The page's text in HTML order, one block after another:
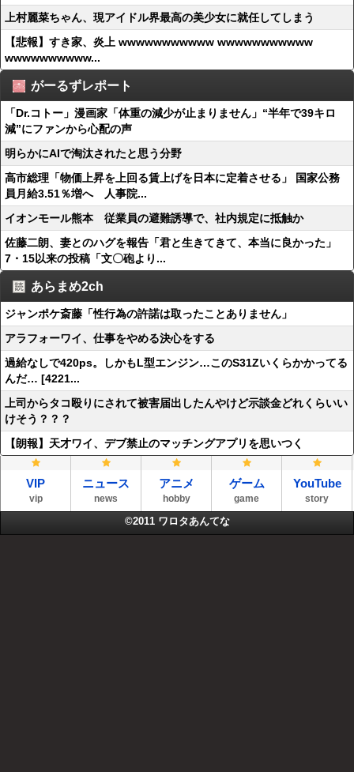
上村麗菜ちゃん、現アイドル界最高の美少女に就任してしまう
【悲報】すき家、炎上 wwwwwwwwwww wwwwwwwwwww
wwwwwwwwww...
がーるずレポート
「Dr.コトー」漫画家「体重の減少が止まりません」“半年で39キロ
減”にファンから心配の声
明らかにAIで淘汰されたと思う分野
高市総理「物価上昇を上回る賃上げを日本に定着させる」 国家公務
員月給3.51％増へ 人事院...
イオンモール熊本 従業員の避難誘導で、社内規定に抵触か
佐藤二朗、妻とのハグを報告「君と生きてきて、本当に良かった」
7・15以来の投稿「文〇砲より...
あらまめ2ch
ジャンポケ斎藤「性行為の許諾は取ったことありません」
アラフォーワイ、仕事をやめる決心をする
過給なしで420ps。しかもL型エンジン…このS31Zいくらかかってる
んだ… [4221...
上司からタコ殴りにされて被害届出したんやけど示談金どれくらいい
けそう？？？
【朗報】天才ワイ、デブ禁止のマッチングアプリを思いつく
VIP
vip
ニュース
news
アニメ
hobby
ゲーム
game
YouTube
story
©2011 ワロタあんてな